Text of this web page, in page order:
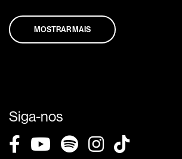
MOSTRAR MAIS
Siga-nos